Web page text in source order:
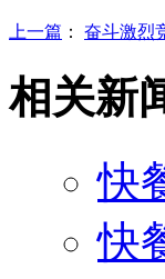
上一篇 ： 奋斗激烈
相关新
快
快